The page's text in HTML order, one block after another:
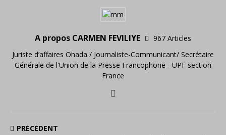
A propos CARMEN FEVILIYE
967 Articles
Juriste d’affaires Ohada / Journaliste-Communicant/ Secrétaire
Générale de l'Union de la Presse Francophone - UPF section
France
PRÉCÉDENT